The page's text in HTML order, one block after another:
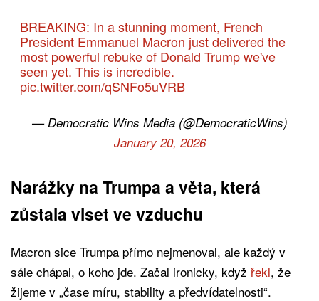
BREAKING: In a stunning moment, French
President Emmanuel Macron just delivered the
most powerful rebuke of Donald Trump we've
seen yet. This is incredible.
pic.twitter.com/qSNFo5uVRB
— Democratic Wins Media (@DemocraticWins)
January 20, 2026
Narážky na Trumpa a věta, která
zůstala viset ve vzduchu
Macron sice Trumpa přímo nejmenoval, ale každý v
sále chápal, o koho jde. Začal ironicky, když řekl, že
žijeme v „čase míru, stability a předvídatelnosti“.